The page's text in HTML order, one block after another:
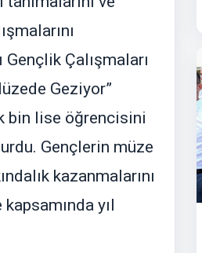
Çalışmaları
Geziyor”
bin lise öğrencisini
Gençlerin müze
kazanmalarını
yıl